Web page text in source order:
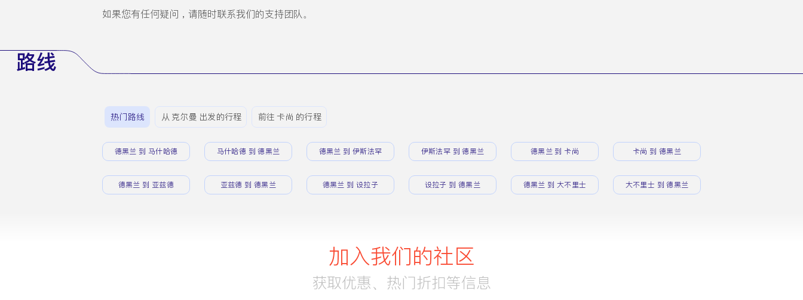
如果您有任何疑问，请随时联系我们的支持团队。
路线
热门路线 从 克尔曼 出发的行程 前往 卡尚 的行程
德黑兰 到 马什哈德 马什哈德 到 德黑兰 德黑兰 到 伊斯法罕 伊斯法罕 到 德黑兰 德黑兰 到 卡尚 卡尚 到 德黑兰
德黑兰 到 亚兹德 亚兹德 到 德黑兰 德黑兰 到 设拉子 设拉子 到 德黑兰 德黑兰 到 大不里士 大不里士 到 德黑兰
加入我们的社区
获取优惠、热门折扣等信息